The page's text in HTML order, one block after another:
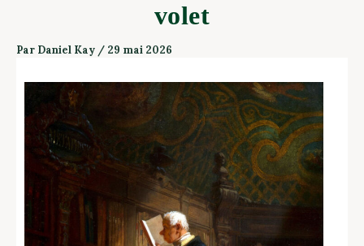
volet
Par Daniel Kay / 29 mai 2026